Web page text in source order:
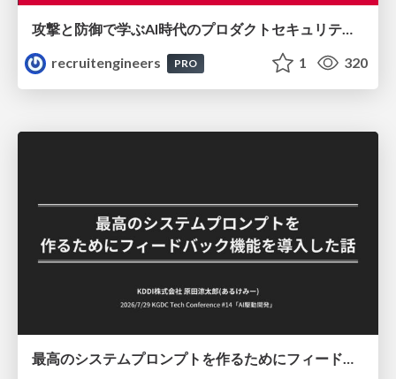
攻撃と防御で学ぶAI時代のプロダクトセキュリティ演習
recruitengineers
PRO 1 320